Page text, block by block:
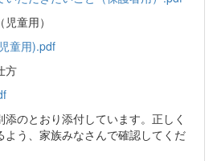
童用）
童用).pdf
方
のとおり添付しています。正しく
よう、家族みなさんで確認してくだ